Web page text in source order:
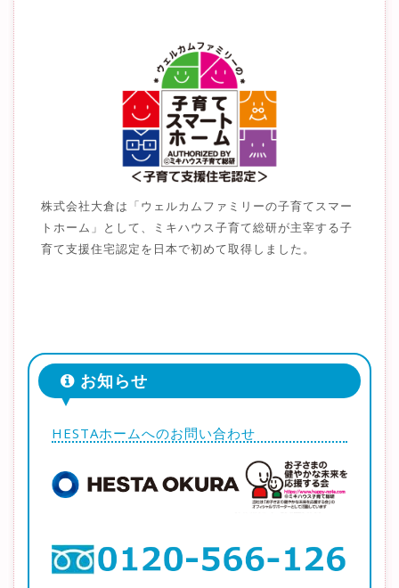
株式会社大倉は「ウェルカムファミリーの子育てスマー
トホーム」として、ミキハウス子育て総研が主宰する子
育て支援住宅認定を日本で初めて取得しました。
お知らせ
HESTAホームへのお問い合わせ